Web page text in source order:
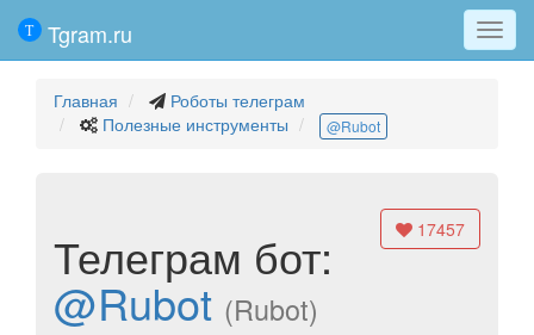
Меню
Tgram.ru
Главная
Роботы телеграм
Полезные инструменты
@Rubot
17457
Телеграм бот:
@Rubot (Rubot)